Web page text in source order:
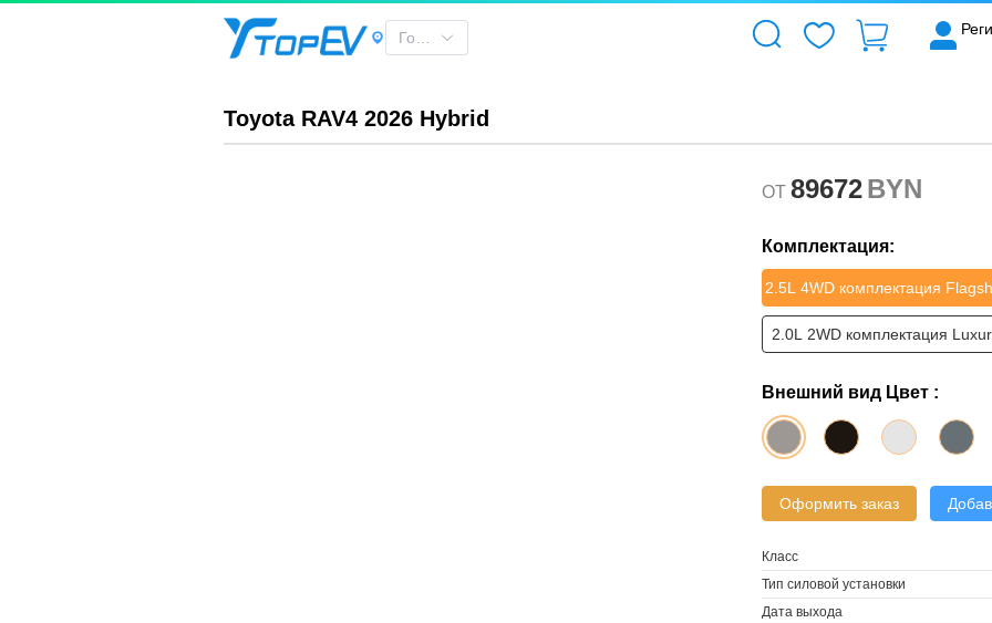
Город
Toyota RAV4 2026 Hybrid
OT 89672BYN
Комплектация:
2.5L 4WD комплектация
2.0L 2WD комплектация
Внешний вид Цвет :
Оформить заказ
Класс
Тип силовой установки
Дата выхода